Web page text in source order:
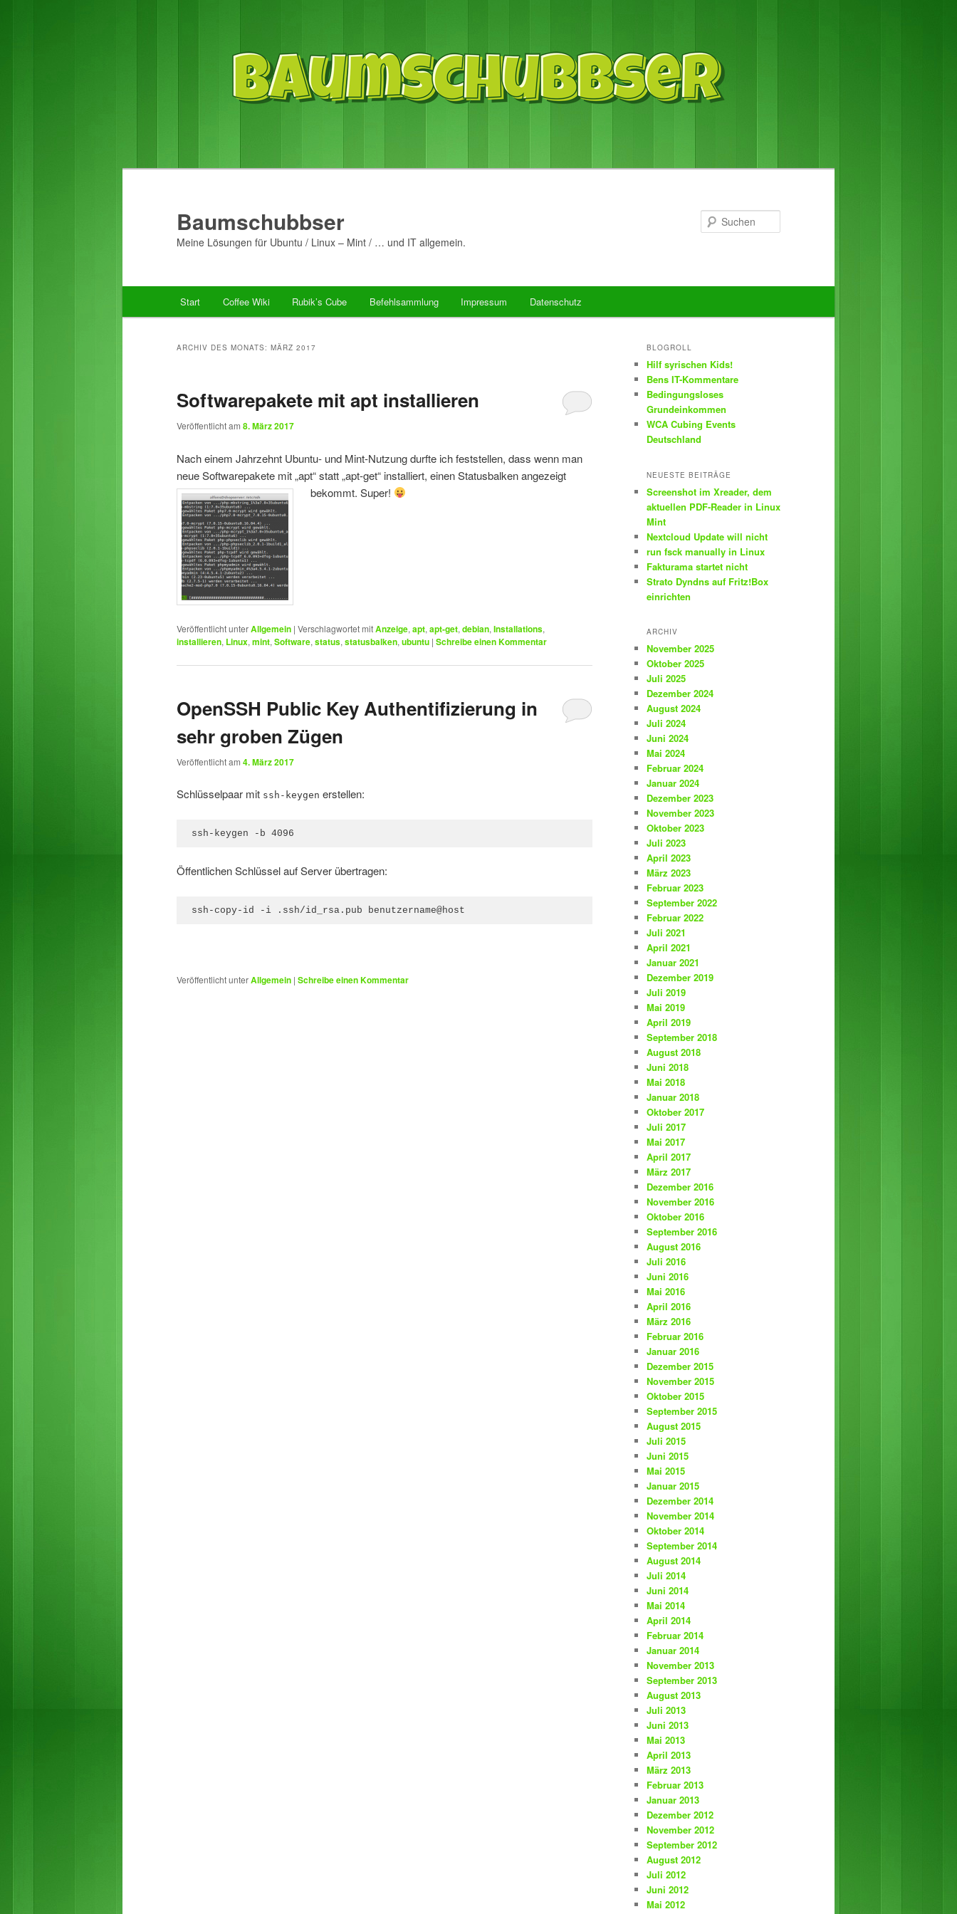
Baumschubbser
Meine Lösungen für Ubuntu / Linux – Mint / … und IT allgemein.
Zum
springen
Zum
springen
Start Coffee Wiki Rubik’s Cube Befehlsammlung Impressum Datenschutz
ARCHIV DES MONATS: MÄRZ 2017
Softwarepakete mit apt installieren
Veröffentlicht am 8. März 2017
Nach einem Jahrzehnt Ubuntu- und Mint-Nutzung durfte ich feststellen, dass wenn man
neue Softwarepakete mit „apt“ statt „apt-get“ installiert, einen Statusbalken angezeigt
bekommt. Super!
Veröffentlicht unterAllgemein | Verschlagwortet mitAnzeige, apt, apt-get, debian, Installations,
installieren, Linux, mint, Software, status, statusbalken, ubuntu | Schreibe einen Kommentar
OpenSSH Public Key Authentifizierung in
sehr groben Zügen
Veröffentlicht am 4. März 2017
Schlüsselpaar mit ssh-keygen erstellen:
ssh-keygen -b 4096
Öffentlichen Schlüssel auf Server übertragen:
ssh-copy-id -i .ssh/id_rsa.pub benutzername@host
Veröffentlicht unterAllgemein | Schreibe einen Kommentar
BLOGROLL
Hilf syrischen Kids!
Bens IT-Kommentare
Bedingungsloses
Grundeinkommen
WCA Cubing Events
Deutschland
NEUESTE BEITRÄGE
Screenshot im Xreader, dem
aktuellen PDF-Reader in Linux
Mint
Nextcloud Update will nicht
run fsck manually in Linux
Fakturama startet nicht
Strato Dyndns auf Fritz!Box
einrichten
ARCHIV
November 2025
Oktober 2025
Juli 2025
Dezember 2024
August 2024
Juli 2024
Juni 2024
Mai 2024
Februar 2024
Januar 2024
Dezember 2023
November 2023
Oktober 2023
Juli 2023
April 2023
März 2023
Februar 2023
September 2022
Februar 2022
Juli 2021
April 2021
Januar 2021
Dezember 2019
Juli 2019
Mai 2019
April 2019
September 2018
August 2018
Juni 2018
Mai 2018
Januar 2018
Oktober 2017
Juli 2017
Mai 2017
April 2017
März 2017
Dezember 2016
November 2016
Oktober 2016
September 2016
August 2016
Juli 2016
Juni 2016
Mai 2016
April 2016
März 2016
Februar 2016
Januar 2016
Dezember 2015
November 2015
Oktober 2015
September 2015
August 2015
Juli 2015
Juni 2015
Mai 2015
Januar 2015
Dezember 2014
November 2014
Oktober 2014
September 2014
August 2014
Juli 2014
Juni 2014
Mai 2014
April 2014
Februar 2014
Januar 2014
November 2013
September 2013
August 2013
Juli 2013
Juni 2013
Mai 2013
April 2013
März 2013
Februar 2013
Januar 2013
Dezember 2012
November 2012
September 2012
August 2012
Juli 2012
Juni 2012
Mai 2012